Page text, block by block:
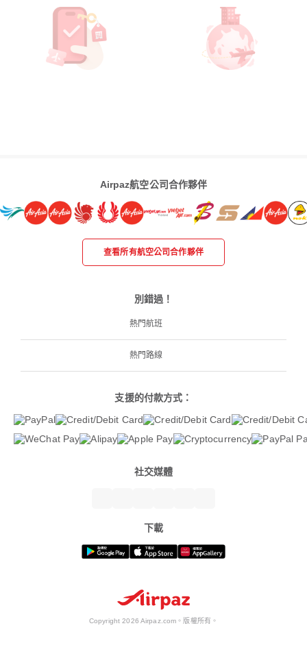
Airpaz航空公司合作夥伴
查看所有航空公司合作夥伴
別錯過！
熱門航班
熱門路線
支援的付款方式：
社交媒體
下載
Copyright 2026 Airpaz.com。版權所有。